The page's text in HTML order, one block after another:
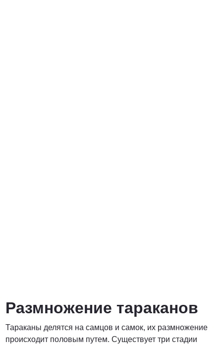
Размножение тараканов
Тараканы делятся на самцов и самок, их размножение
происходит половым путем. Существует три стадии